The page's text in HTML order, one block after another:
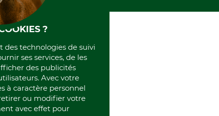
?
des technologies de suivi
ses services, de les
des publicités
Avec votre
à caractère personnel
ou modifier votre
avec effet pour